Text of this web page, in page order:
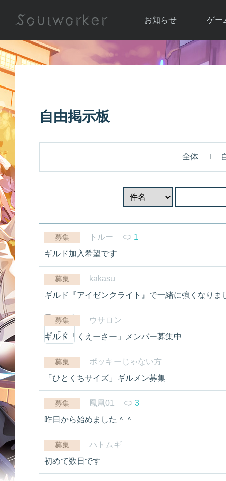
お知らせ
お知らせ一覧
ゲー
ソウ
アップ
自由掲示板
全体
募集 トルー
1
ギルド加入希望です
募集
kakasu
ギルド『アイゼンクライト』で一緒に強くなりま
募集
ウサロン
ギルド「くえーさー」メンバー募集中
募集
ポッキーじゃない方
「ひとくちサイズ」ギルメン募集
募集 鳳凰01
3
昨日から始めました＾＾
募集
ハトムギ
初めて数日です